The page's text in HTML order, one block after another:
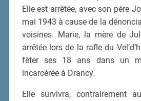
Elle est arrêtée, avec son père
mai 1943 à cause de la
voisines. Marie, la mère de
arrêtée lors de la rafle du
fêter ses 18 ans dans un
incarcérée à Drancy.
Elle survivra, contrairement